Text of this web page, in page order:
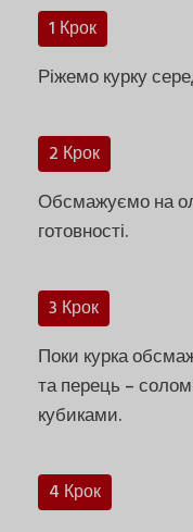
1 Крок
Ріжемо курку
2 Крок
Обсмажуємо на
готовності.
3 Крок
Поки курка
та перець –
кубиками.
4 Крок